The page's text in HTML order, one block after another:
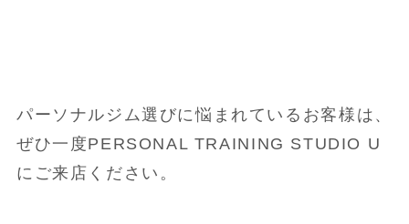
パーソナルジム選びに悩まれているお客様は、
ぜひ一度PERSONAL TRAINING STUDIO U
にご来店ください。